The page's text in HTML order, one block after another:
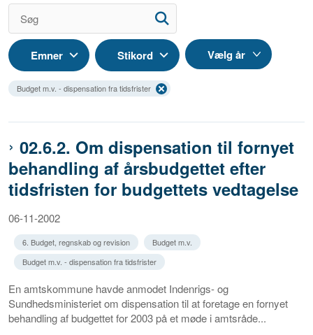
Emner Stikord
Budget m.v. - dispensation fra tidsfrister
02.6.2. Om dispensation til fornyet
behandling af årsbudgettet efter
tidsfristen for budgettets vedtagelse
06-11-2002
6. Budget, regnskab og revision
Budget m.v.
Budget m.v. - dispensation fra tidsfrister
En amtskommune havde anmodet Indenrigs- og
Sundhedsministeriet om dispensation til at foretage en fornyet
behandling af budgettet for 2003 på et møde i amtsråde...